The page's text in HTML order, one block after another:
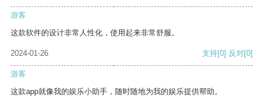
游客
这款软件的设计非常人性化，使用起来非常舒服。
2024-01-26 支持[0] 反对[0]
游客
这款app就像我的娱乐小助手，随时随地为我的娱乐提供帮助。